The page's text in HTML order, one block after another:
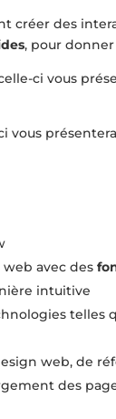
créer des
, pour donner
ci vous
vous
web avec des
intuitive
web, de
des